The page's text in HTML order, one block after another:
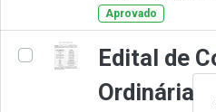
Aprovado
Edital de
Ordinária